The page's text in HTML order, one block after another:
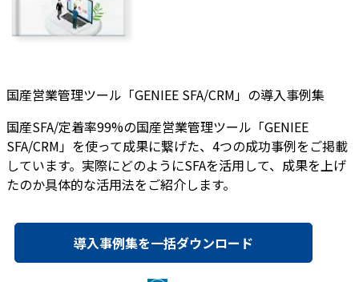
国産営業管理ツール「GENIEE SFA/CRM」の導入事例集
国産SFA/定着率99%の国産営業管理ツール「GENIEE
SFA/CRM」を使って成果に繋げた、4つの成功事例をご掲載
しています。実際にどのようにSFAを活用して、成果を上げ
たのか具体的な活用法をご紹介します。
導入事例集を一括ダウンロード